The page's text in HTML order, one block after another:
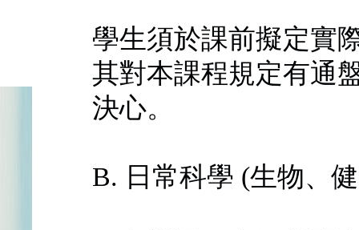
學生須於課前擬定實
其對本課程規定有通
決心。
B. 日常科學 (生物、